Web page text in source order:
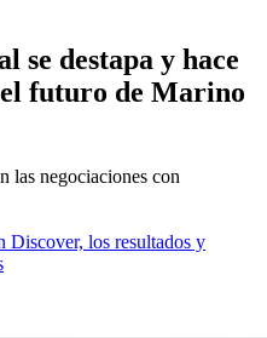
se destapa y hace
futuro de Marino
las negociaciones con
Discover, los resultados y